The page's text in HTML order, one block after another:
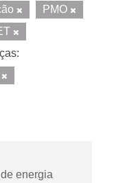
PMO
energia